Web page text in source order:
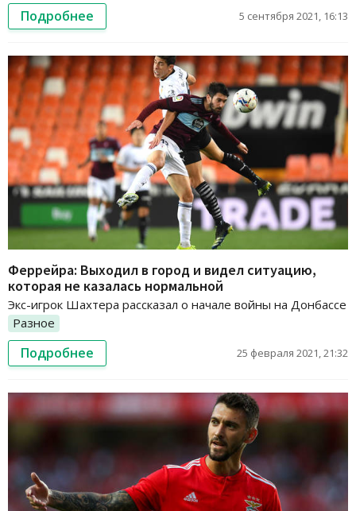
Подробнее 5 сентября 2021, 16:13
Феррейра: Выходил в город и видел ситуацию,
которая не казалась нормальной
Экс-игрок Шахтера рассказал о начале войны на Донбассе
Разное
Подробнее 25 февраля 2021, 21:32